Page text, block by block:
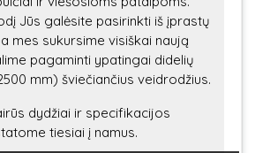
Jūs galėsite pasirinkti iš įprastų
mes sukursime visiškai naują
pagaminti ypatingai didelių
mm) šviečiančius veidrodžius.
dydžiai ir specifikacijos
tiesiai į namus.